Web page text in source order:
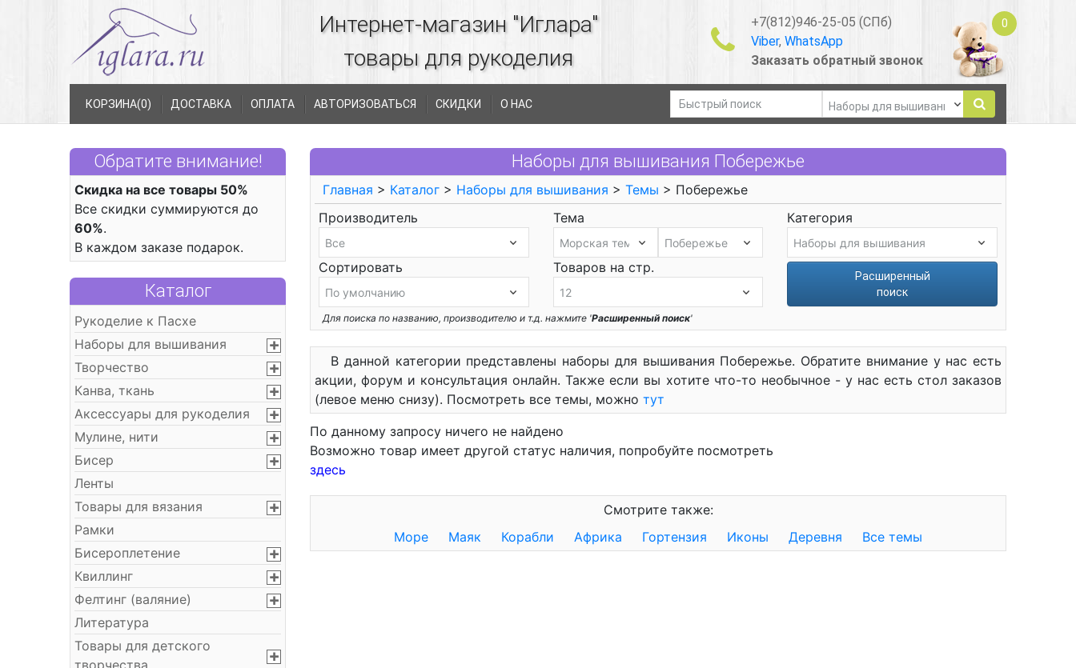
Интернет-магазин "Иглара"
товары для рукоделия
+7(812)946-25-05 (СПб)
Viber, WhatsApp
Заказать обратный звонок
0
КОРЗИНА(0) ДОСТАВКА ОПЛАТА АВТОРИЗОВАТЬСЯ СКИДКИ О НАС
Обратите внимание!
Скидка на все товары 50%
Все скидки суммируются до
60%.
В каждом заказе подарок.
Каталог
Рукоделие к Пасхе
Наборы для вышивания
Творчество
Канва, ткань
Аксессуары для рукоделия
Мулине, нити
Бисер
Ленты
Товары для вязания
Рамки
Бисероплетение
Квиллинг
Фелтинг (валяние)
Литература
Товары для детского
творчества
Наборы для вышивания Побережье
Главная > Каталог > Наборы для вышивания > Темы > Побережье
Производитель
Тема Категория
Сортировать Товаров на стр.
Расширенный
поиск
Для поиска по названию, производителю и т.д. нажмите 'Расширенный поиск'
В данной категории представлены наборы для вышивания Побережье. Обратите внимание у нас есть
акции, форум и консультация онлайн. Также если вы хотите что-то необычное - у нас есть стол заказов
(левое меню снизу). Посмотреть все темы, можно тут
По данному запросу ничего не найдено
Возможно товар имеет другой статус наличия, попробуйте посмотреть
здесь
Смотрите также:
Море
Маяк Корабли Африка Гортензия Иконы Деревня Все темы